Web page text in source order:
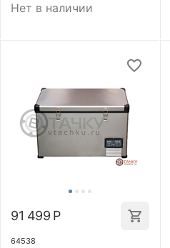
Нет в наличии
91 499 Р
64538